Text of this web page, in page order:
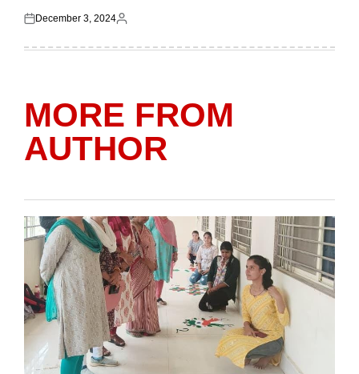
Posted
December 3, 2024
Posted
MORE FROM
AUTHOR